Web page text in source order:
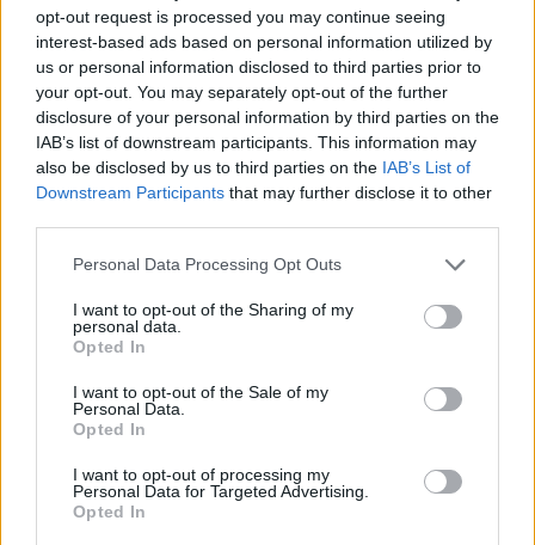
opt-out request is processed you may continue seeing
interest-based ads based on personal information utilized by
us or personal information disclosed to third parties prior to
your opt-out. You may separately opt-out of the further
disclosure of your personal information by third parties on the
IAB’s list of downstream participants. This information may
also be disclosed by us to third parties on the IAB’s List of
Downstream Participants that may further disclose it to other
Personal Data Processing Opt Outs
I want to opt-out of the Sharing of my
personal data.
Opted In
I want to opt-out of the Sale of my
Personal Data.
Opted In
I want to opt-out of processing my
Personal Data for Targeted Advertising.
Opted In